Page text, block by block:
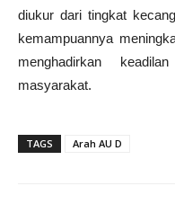
diukur dari tingkat
kemampuannya
menghadirkan
masyarakat.
TAGS Arah AU D